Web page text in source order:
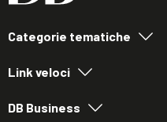
Categorie tematiche
Link veloci
DB Business